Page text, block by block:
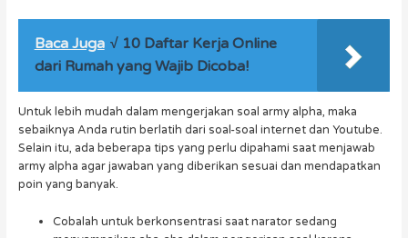
Baca Juga √ 10 Daftar Kerja Online
dari Rumah yang Wajib Dicoba!
Untuk lebih mudah dalam mengerjakan soal army alpha, maka
sebaiknya Anda rutin berlatih dari soal-soal internet dan Youtube.
Selain itu, ada beberapa tips yang perlu dipahami saat menjawab
army alpha agar jawaban yang diberikan sesuai dan mendapatkan
poin yang banyak.
Cobalah untuk berkonsentrasi saat narator sedang